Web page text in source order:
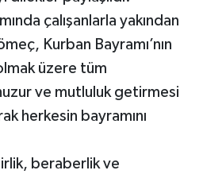
çalışanlarla yakından
Kurban Bayramı’nın
üzere tüm
ve mutluluk getirmesi
herkesin bayramını
beraberlik ve